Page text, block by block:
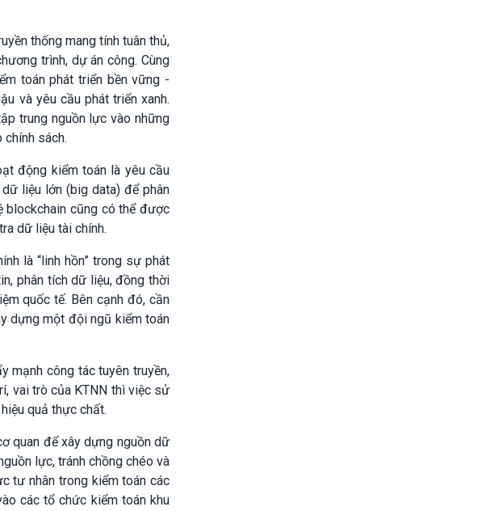
thống mang tính tuân thủ,
trình, dự án công. Cùng
toán phát triển bền vững -
và yêu cầu phát triển xanh.
trung nguồn lực vào những
sách.
động kiểm toán là yêu cầu
liệu lớn (big data) để phân
blockchain cũng có thể được
dữ liệu tài chính.
là “linh hồn” trong sự phát
phân tích dữ liệu, đồng thời
quốc tế. Bên cạnh đó, cần
dựng một đội ngũ kiểm toán
mạnh công tác tuyên truyền,
vai trò của KTNN thì việc sử
quả thực chất.
quan để xây dựng nguồn dữ
lực, tránh chồng chéo và
tư nhân trong kiểm toán các
các tổ chức kiểm toán khu